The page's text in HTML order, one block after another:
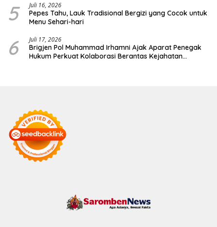
5 Juli 16, 2026
Pepes Tahu, Lauk Tradisional Bergizi yang Cocok untuk
Menu Sehari-hari
6 Juli 17, 2026
Brigjen Pol Muhammad Irhamni Ajak Aparat Penegak
Hukum Perkuat Kolaborasi Berantas Kejahatan